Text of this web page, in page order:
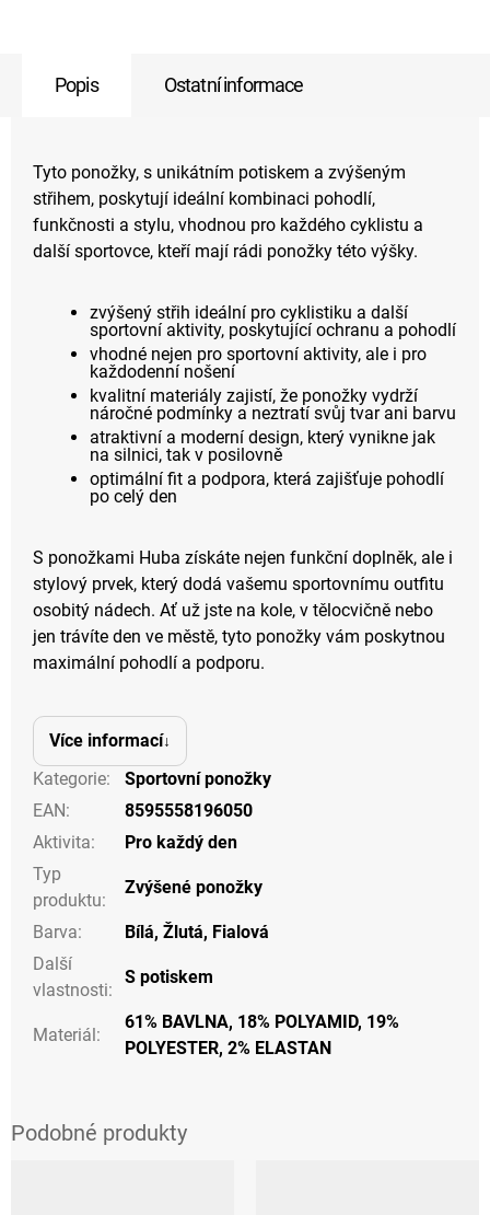
Popis Ostatní informace
Tyto ponožky, s unikátním potiskem a zvýšeným
střihem, poskytují ideální kombinaci pohodlí,
funkčnosti a stylu, vhodnou pro každého cyklistu a
další sportovce, kteří mají rádi ponožky této výšky.
zvýšený střih ideální pro cyklistiku a další
sportovní aktivity, poskytující ochranu a pohodlí
vhodné nejen pro sportovní aktivity, ale i pro
každodenní nošení
kvalitní materiály zajistí, že ponožky vydrží
náročné podmínky a neztratí svůj tvar ani barvu
atraktivní a moderní design, který vynikne jak
na silnici, tak v posilovně
optimální fit a podpora, která zajišťuje pohodlí
po celý den
S ponožkami Huba získáte nejen funkční doplněk, ale i
stylový prvek, který dodá vašemu sportovnímu outfitu
osobitý nádech. Ať už jste na kole, v tělocvičně nebo
jen trávíte den ve městě, tyto ponožky vám poskytnou
maximální pohodlí a podporu.
Více informací
Kategorie:
Sportovní ponožky
EAN:
8595558196050
Aktivita:
Pro každý den
Typ
produktu:
Zvýšené ponožky
Barva: Bílá, Žlutá, Fialová
Další
vlastnosti:
S potiskem
Materiál:
61% BAVLNA, 18% POLYAMID, 19%
POLYESTER, 2% ELASTAN